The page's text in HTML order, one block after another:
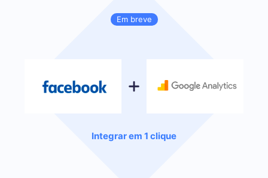
Em breve
Integrar em 1 clique